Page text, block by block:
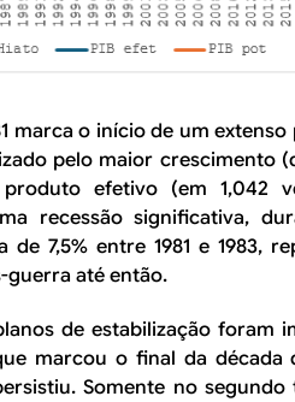
marca o início de um
pelo maior crescimento
efetivo (em 1,042
recessão significativa,
de 7,5% entre 1981 e 1983,
guerra até então.
de estabilização foram
marcou o final da década
Somente no segundo